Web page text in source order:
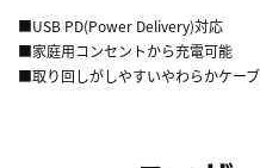
■USB PD(Power Delivery)対応
■家庭用コンセントから充電可能
■取り回しがしやすいやわらかケー